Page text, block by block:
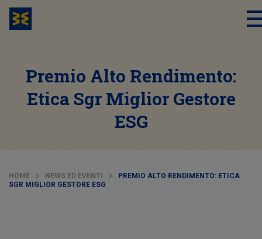
Premio Alto Rendimento:
Etica Sgr Miglior Gestore
ESG
HOME NEWS ED EVENTI
PREMIO ALTO RENDIMENTO: ETICA
SGR MIGLIOR GESTORE ESG